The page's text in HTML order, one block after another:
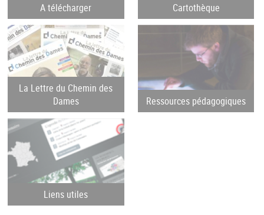
A télécharger Cartothèque
La Lettre du Chemin des
Dames
Ressources pédagogiques
Liens utiles